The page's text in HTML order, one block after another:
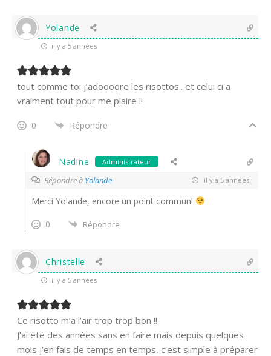
Yolande
il y a 5 années
tout comme toi j’adoooore les risottos.. et celui ci a
vraiment tout pour me plaire !!
0 Répondre
Nadine Administrateur
Répondre à Yolande il y a 5 années
Merci Yolande, encore un point commun!
0
Répondre
Christelle
il y a 5 années
Ce risotto m’a l’air trop trop bon !!
J’ai été des années sans en faire mais depuis quelques
mois j’en fais de temps en temps, c’est simple à préparer